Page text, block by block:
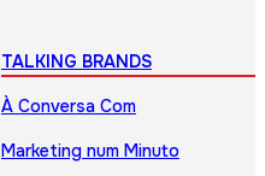
TALKING BRANDS
À Conversa Com
Marketing num Minuto